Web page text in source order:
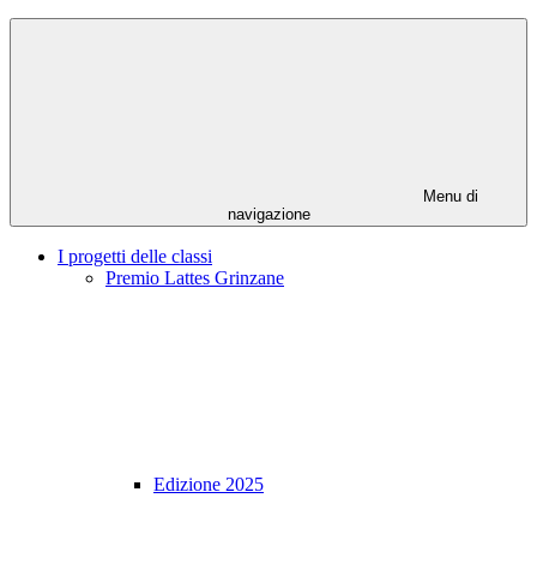
Menu di
navigazione
I progetti delle classi
Premio Lattes Grinzane
Edizione 2025